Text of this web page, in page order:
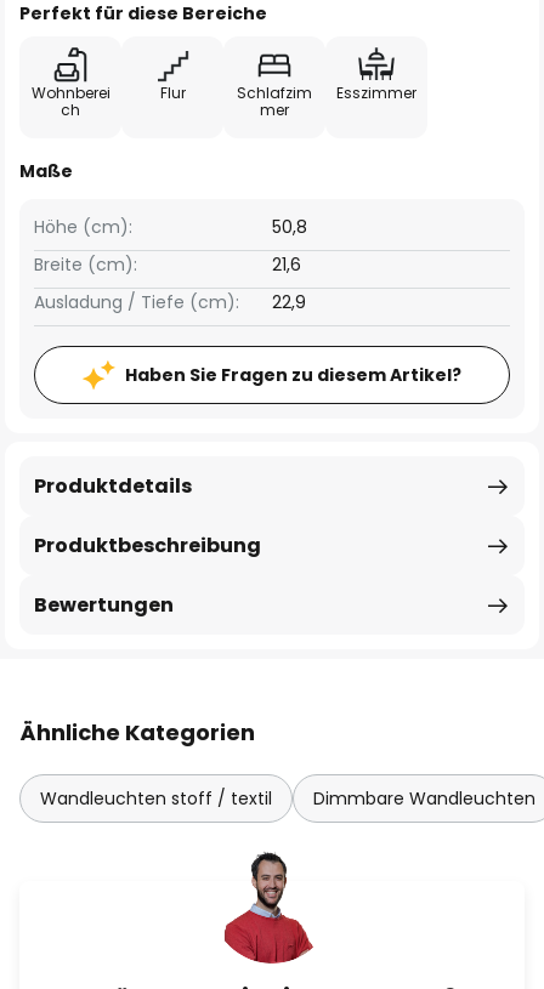
Perfekt für diese Bereiche
Wohnberei
ch
Flur
Schlafzim
mer
Esszimmer
Maße
Breite (cm): 21,6
Höhe (cm): 50,8
Ausladung / Tiefe (cm): 22,9
Haben Sie Fragen zu diesem Artikel?
Produktbeschreibung
Produktdetails
Bewertungen
Ähnliche Kategorien
Wandleuchten stoff / textil Dimmbare Wandleuchten